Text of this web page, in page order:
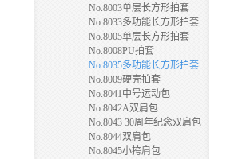
No.8003单层长方形拍套
No.8033多功能长方形拍套
No.8005单层长方形拍套
No.8008PU拍套
No.8035多功能长方形拍套
No.8009硬壳拍套
No.8041中号运动包
No.8042A双肩包
No.8043 30周年纪念双肩包
No.8044双肩包
No.8045小挎肩包